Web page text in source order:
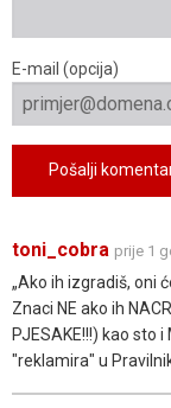
E-mail (opcija)
Pošalji
toni_cobra prije 1
„Ako ih izgradiš, oni
Znaci NE ako ih
PJESAKE!!!) kao sto
"reklamira" u